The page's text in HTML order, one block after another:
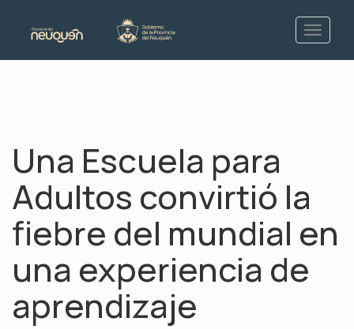
Una Escuela para
Adultos convirtió la
fiebre del mundial en
una experiencia de
aprendizaje